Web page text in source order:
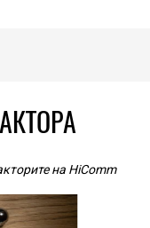
на HiComm